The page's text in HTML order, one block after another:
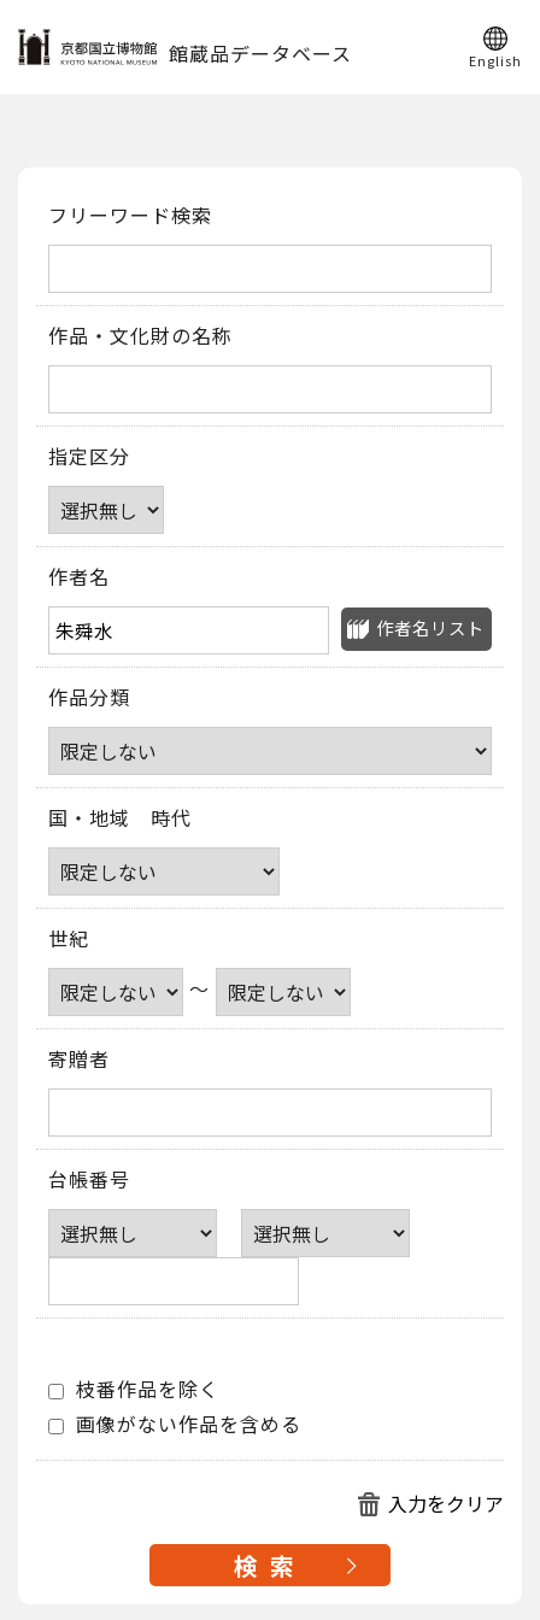
館蔵品データベース English
フリーワード検索
作品・文化財の名称
指定区分
作者名
作者名リスト
作品分類
国・地域 時代
世紀
～
寄贈者
台帳番号
枝番作品を除く
画像がない作品を含める